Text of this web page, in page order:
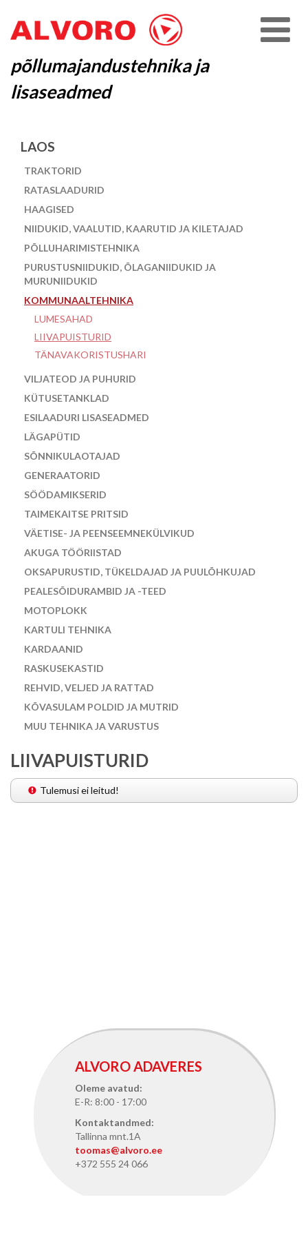
põllumajandustehnika ja
lisaseadmed
LAOS
TRAKTORID
RATASLAADURID
HAAGISED
NIIDUKID, VAALUTID, KAARUTID JA KILETAJAD
PÕLLUHARIMISTEHNIKA
PURUSTUSNIIDUKID, ÕLAGANIIDUKID JA
MURUNIIDUKID
KOMMUNAALTEHNIKA
LUMESAHAD
LIIVAPUISTURID
TÄNAVAKORISTUSHARI
VILJATEOD JA PUHURID
KÜTUSETANKLAD
ESILAADURI LISASEADMED
LÄGAPÜTID
SÕNNIKULAOTAJAD
GENERAATORID
SÖÖDAMIKSERID
TAIMEKAITSE PRITSID
VÄETISE- JA PEENSEEMNEKÜLVIKUD
AKUGA TÖÖRIISTAD
OKSAPURUSTID, TÜKELDAJAD JA PUULÕHKUJAD
PEALESÕIDURAMBID JA -TEED
MOTOPLOKK
KARTULI TEHNIKA
KARDAANID
RASKUSEKASTID
REHVID, VELJED JA RATTAD
KÕVASULAM POLDID JA MUTRID
MUU TEHNIKA JA VARUSTUS
LIIVAPUISTURID
Tulemusi ei leitud!
ALVORO ADAVERES
Oleme avatud:
E-R: 8:00 - 17:00
Kontaktandmed:
Tallinna mnt.1A
toomas@alvoro.ee
+372 555 24 066